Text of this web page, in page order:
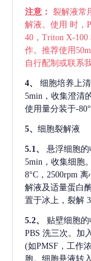
注意： 裂解液常
解液。使用 时，
40，Triton X-
作。推荐使用
自行配制或联系
4、 细胞培养上
5min，收集澄清
使用量分装于-
5、 细胞裂解液
5.1、 悬浮细胞的
5min，收集细胞
8°C，2500rpm
解液及适量蛋白
置于冰上，裂解
5.2、
贴壁细胞
PBS 洗三次。加
(如PMSF，工作
胞。细胞悬液转